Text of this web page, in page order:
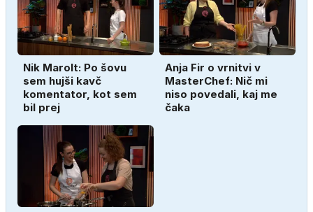
Nik Marolt: Po šovu
sem hujši kavč
komentator, kot sem
bil prej
Anja Fir o vrnitvi v
MasterChef: Nič mi
niso povedali, kaj me
čaka